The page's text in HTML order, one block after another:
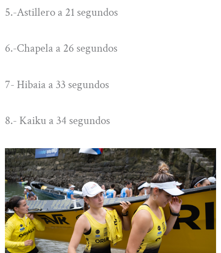
5.-Astillero a 21 segundos
6.-Chapela a 26 segundos
7- Hibaia a 33 segundos
8.- Kaiku a 34 segundos